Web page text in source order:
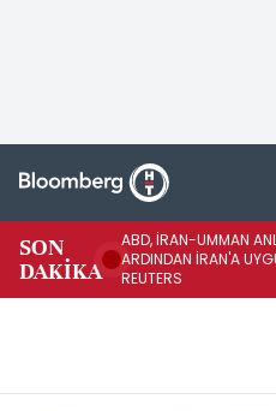
SON
DAKİKA
ABD, İRAN-UMMAN
ARDINDAN İRAN'A
REUTERS